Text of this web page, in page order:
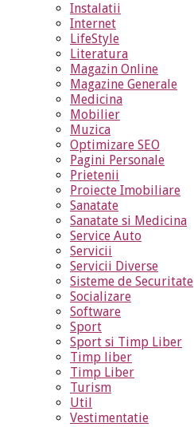
Instalatii
Internet
LifeStyle
Literatura
Magazin Online
Magazine Generale
Medicina
Mobilier
Muzica
Optimizare SEO
Pagini Personale
Prietenii
Proiecte Imobiliare
Sanatate
Sanatate si Medicina
Service Auto
Servicii
Servicii Diverse
Sisteme de Securitate
Socializare
Software
Sport
Sport si Timp Liber
Timp liber
Timp Liber
Turism
Util
Vestimentatie